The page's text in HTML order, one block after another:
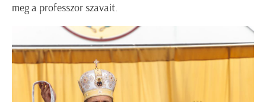
meg a professzor szavait.